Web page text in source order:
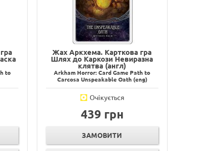
to
Жах Аркхема. Карткова гра
Шлях до Каркози Невиразна
клятва (англ)
Arkham Horror: Card Game Path to
Carcosa Unspeakable Oath (eng)
Очікується
439 грн
ЗАМОВИТИ